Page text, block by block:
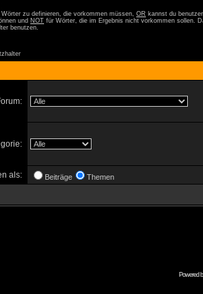
zu definieren, die vorkommen müssen, OR kannst du
und NOT für Wörter, die im Ergebnis nicht vorkommen sollen.
benutzen.
als: Beiträge Themen
Powered